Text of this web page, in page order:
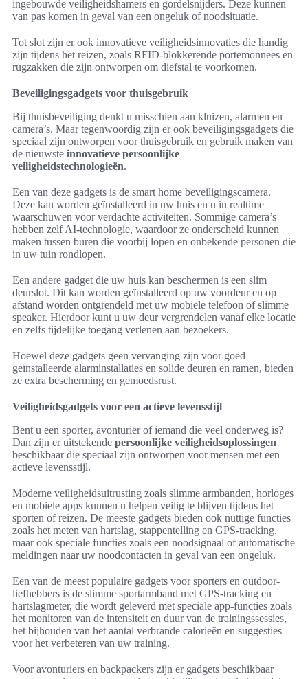
ingebouwde veiligheidshamers en gordelsnijders. Deze kunnen
van pas komen in geval van een ongeluk of noodsituatie.
Tot slot zijn er ook innovatieve veiligheidsinnovaties die handig
zijn tijdens het reizen, zoals RFID-blokkerende portemonnees en
rugzakken die zijn ontworpen om diefstal te voorkomen.
Beveiligingsgadgets voor thuisgebruik
Bij thuisbeveiliging denkt u misschien aan kluizen, alarmen en
camera’s. Maar tegenwoordig zijn er ook beveiligingsgadgets die
speciaal zijn ontworpen voor thuisgebruik en gebruik maken van
de nieuwste innovatieve persoonlijke
veiligheidstechnologieën.
Een van deze gadgets is de smart home beveiligingscamera.
Deze kan worden geïnstalleerd in uw huis en u in realtime
waarschuwen voor verdachte activiteiten. Sommige camera’s
hebben zelf AI-technologie, waardoor ze onderscheid kunnen
maken tussen buren die voorbij lopen en onbekende personen die
in uw tuin rondlopen.
Een andere gadget die uw huis kan beschermen is een slim
deurslot. Dit kan worden geïnstalleerd op uw voordeur en op
afstand worden ontgrendeld met uw mobiele telefoon of slimme
speaker. Hierdoor kunt u uw deur vergrendelen vanaf elke locatie
en zelfs tijdelijke toegang verlenen aan bezoekers.
Hoewel deze gadgets geen vervanging zijn voor goed
geïnstalleerde alarminstallaties en solide deuren en ramen, bieden
ze extra bescherming en gemoedsrust.
Veiligheidsgadgets voor een actieve levensstijl
Bent u een sporter, avonturier of iemand die veel onderweg is?
Dan zijn er uitstekende persoonlijke veiligheidsoplossingen
beschikbaar die speciaal zijn ontworpen voor mensen met een
actieve levensstijl.
Moderne veiligheidsuitrusting zoals slimme armbanden, horloges
en mobiele apps kunnen u helpen veilig te blijven tijdens het
sporten of reizen. De meeste gadgets bieden ook nuttige functies
zoals het meten van hartslag, stappentelling en GPS-tracking,
maar ook speciale functies zoals een noodsignaal of automatische
meldingen naar uw noodcontacten in geval van een ongeluk.
Een van de meest populaire gadgets voor sporters en outdoor-
liefhebbers is de slimme sportarmband met GPS-tracking en
hartslagmeter, die wordt geleverd met speciale app-functies zoals
het monitoren van de intensiteit en duur van de trainingssessies,
het bijhouden van het aantal verbrande calorieën en suggesties
voor het verbeteren van uw training.
Voor avonturiers en backpackers zijn er gadgets beschikbaar